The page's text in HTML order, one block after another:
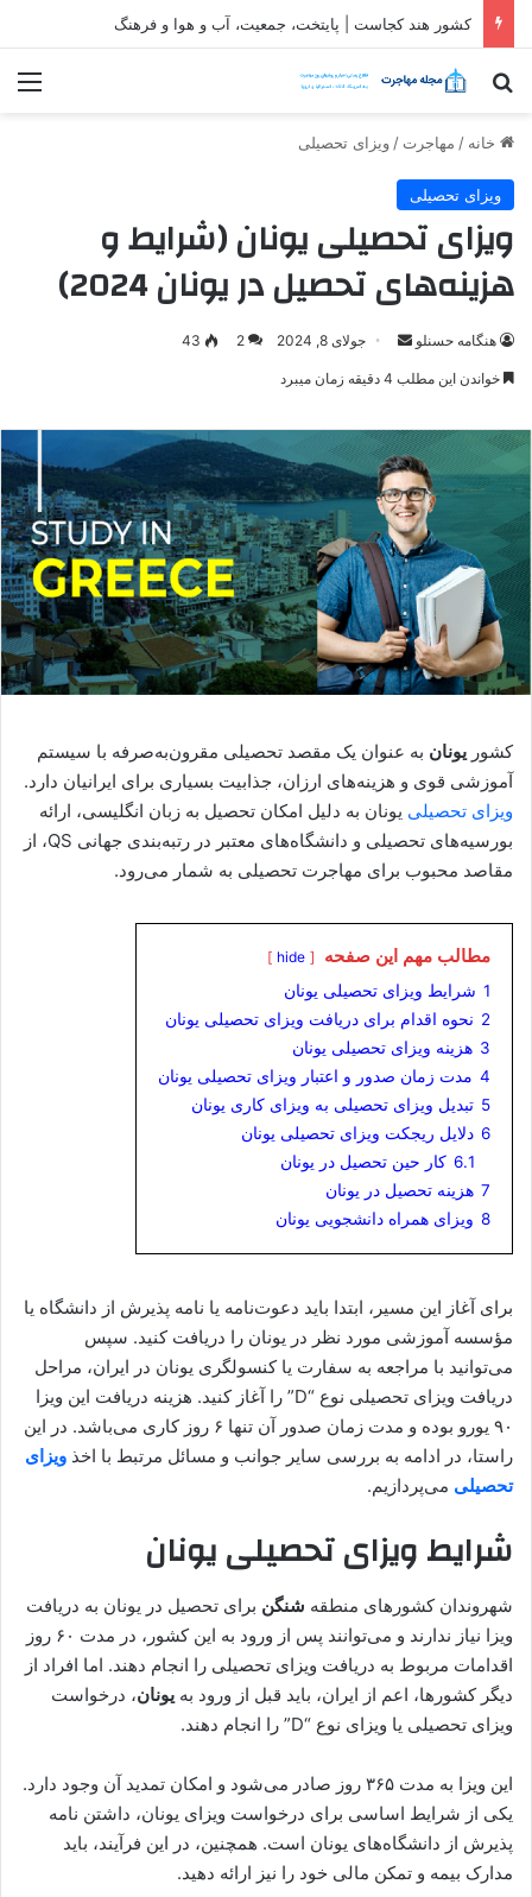
کشور هند کجاست | پایتخت، جمعیت، آب و هوا و فرهنگ
جستجو برای
خانه / مهاجرت / ویزای تحصیلی
ویزای تحصیلی
ویزای تحصیلی یونان (شرایط و
هزینه‌های تحصیل در یونان 2024)
هنگامه حسنلو
ارسالجولای 8, 2024 2
43
خواندن این مطلب 4 دقیقه زمان میبرد
کشور یونان به عنوان یک مقصد تحصیلی مقرون‌به‌صرفه با سیستم
آموزشی قوی و هزینه‌های ارزان، جذابیت بسیاری برای ایرانیان دارد.
ویزای تحصیلی یونان به دلیل امکان تحصیل به زبان انگلیسی، ارائه
بورسیه‌های تحصیلی و دانشگاه‌های معتبر در رتبه‌بندی جهانی QS، از
مقاصد محبوب برای مهاجرت تحصیلی به شمار می‌رود.
مطالب مهم این صفحه hide
1 شرایط ویزای تحصیلی یونان
2 نحوه اقدام برای دریافت ویزای تحصیلی یونان
3 هزینه ویزای تحصیلی یونان
4 مدت زمان صدور و اعتبار ویزای تحصیلی یونان
5 تبدیل ویزای تحصیلی به ویزای کاری یونان
6 دلایل ریجکت ویزای تحصیلی یونان
6.1 کار حین تحصیل در یونان
7 هزینه تحصیل در یونان
8 ویزای همراه دانشجویی یونان
برای آغاز این مسیر، ابتدا باید دعوت‌نامه یا نامه پذیرش از دانشگاه یا
مؤسسه آموزشی مورد نظر در یونان را دریافت کنید. سپس
می‌توانید با مراجعه به سفارت یا کنسولگری یونان در ایران، مراحل
دریافت ویزای تحصیلی نوع “D” را آغاز کنید. هزینه دریافت این ویزا
۹۰ یورو بوده و مدت زمان صدور آن تنها ۶ روز کاری می‌باشد. در این
راستا، در ادامه به بررسی سایر جوانب و مسائل مرتبط با اخذ ویزای
تحصیلی می‌پردازیم.
شرایط ویزای تحصیلی یونان
شهروندان کشورهای منطقه شنگن برای تحصیل در یونان به دریافت
ویزا نیاز ندارند و می‌توانند پس از ورود به این کشور، در مدت ۶۰ روز
اقدامات مربوط به دریافت ویزای تحصیلی را انجام دهند. اما افراد از
دیگر کشورها، اعم از ایران، باید قبل از ورود به یونان، درخواست
ویزای تحصیلی یا ویزای نوع “D” را انجام دهند.
این ویزا به مدت ۳۶۵ روز صادر می‌شود و امکان تمدید آن وجود دارد.
یکی از شرایط اساسی برای درخواست ویزای یونان، داشتن نامه
پذیرش از دانشگاه‌های یونان است. همچنین، در این فرآیند، باید
مدارک بیمه و تمکن مالی خود را نیز ارائه دهید.